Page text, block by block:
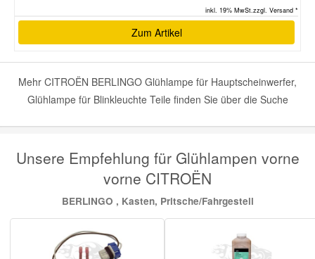
inkl. 19% MwSt.zzgl. Versand *
Zum Artikel
Mehr CITROËN BERLINGO Glühlampe für Hauptscheinwerfer,
Glühlampe für Blinkleuchte Teile finden Sie über die Suche
Unsere Empfehlung für Glühlampen vorne
vorne CITROËN
BERLINGO , Kasten, Pritsche/Fahrgestell